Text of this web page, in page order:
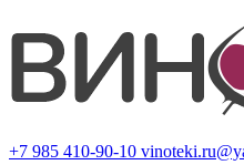
+7 985 410-90-10